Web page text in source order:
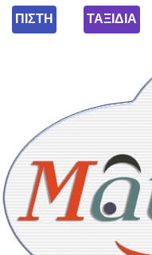
ΠΙΣΤΗ ΤΑΞΙΔΙΑ